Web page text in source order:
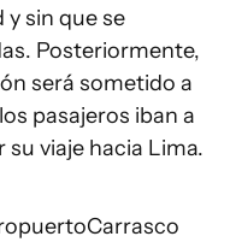
sin que se
Posteriormente,
será sometido a
pasajeros iban a
viaje hacia Lima.